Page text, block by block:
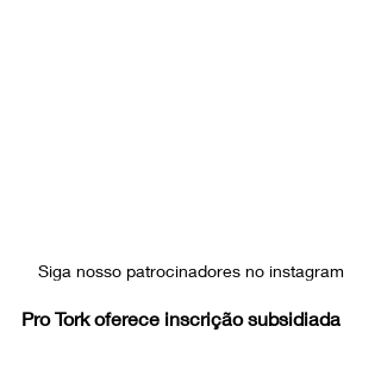
Siga nosso patrocinadores no instagram
Pro Tork oferece inscrição subsidiada